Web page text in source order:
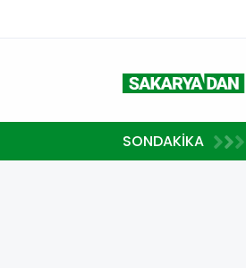
SONDAKİKA
Osman Gazi platformu